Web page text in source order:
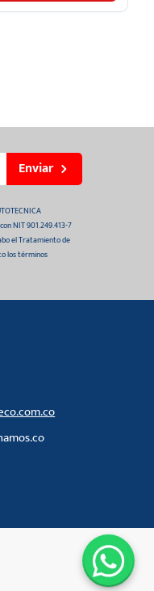
Enviar
NIT 901.249.413-7
el Tratamiento de
los términos